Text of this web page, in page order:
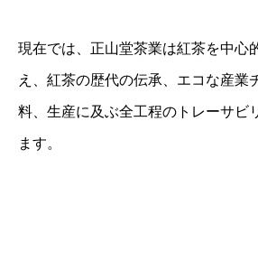
現在では、正山堂茶業は紅茶を中心
え、紅茶の歴代の伝承、エコな産業
料、生産に及ぶ全工程のトレーサビ
ます。